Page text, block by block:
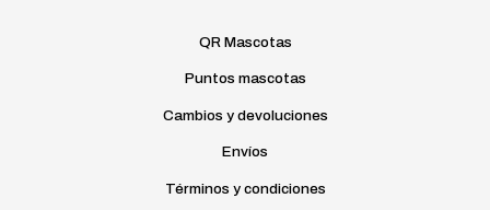
en
de
QR Mascotas
Puntos mascotas
Cambios y devoluciones
Envíos
Términos y condiciones